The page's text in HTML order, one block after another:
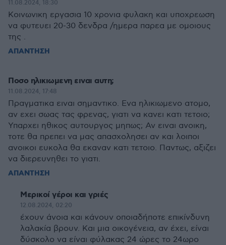
11.08.2024, 18:30
Κοινωνικη εργασια 10 χρονια φυλακη και υποχρεωση
να φυτευει 20-30 δενδρα /ημερα παρεα με ομοιους
της .
ΑΠΑΝΤΗΣΗ
Ποσο ηλικιωμενη ειναι αυτη;
11.08.2024, 17:48
Πραγματικα ειναι σημαντικο. Ενα ηλικιωμενο ατομο,
αν εχει σωας τας φρενας, γιατι να κανει κατι τετοιο;
Υπαρχει ηθικος αυτουργος μηπως; Αν ειναι ανοικη,
τοτε θα πρεπει να μας απασχολησει αν και λοιποι
ανοικοι ευκολα θα εκαναν κατι τετοιο. Παντως, αξιζει
να διερευνηθει το γιατι.
ΑΠΑΝΤΗΣΗ
Μερικοί γέροι και γριές
12.08.2024, 02:20
έχουν άνοια και κάνουν οποιαδήποτε επικίνδυνη
λαλακία βρουν. Και μια οικογένεια, αν έχει, είναι
δύσκολο να είναι φύλακας 24 ώρες το 24ωρο